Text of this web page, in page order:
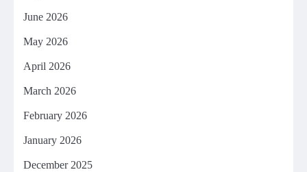
June 2026
May 2026
April 2026
March 2026
February 2026
January 2026
December 2025